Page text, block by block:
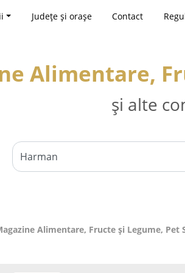
Județe și orașe Contact
Alimentare,
și alte
Alimentare, Fructe și Legume, Pet